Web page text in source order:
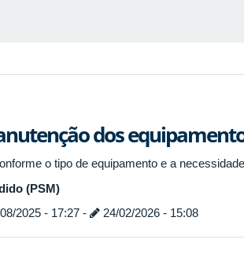
dos
o tipo de equipamento e a
(PSM)
2025 - 17:27 - 24/02/2026 - 15:08